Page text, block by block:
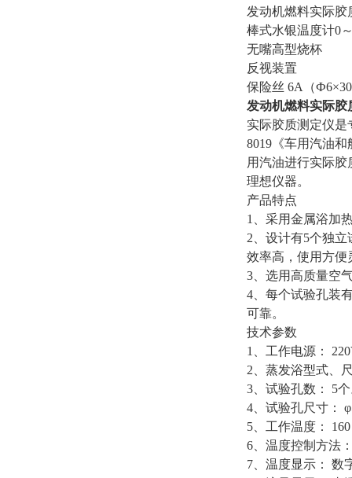
发动机燃料实际胶
棒式水银温度计0
无嘴高型烧杯
反视装置
保险丝 6A（
发动机燃料实际胶
实际胶质测定仪
8019《车用汽油
用汽油进行实际
理想仪器。
产品特点
1、采用金属浴加
2、设计有5个独
效率高，使用方便
3、选用高质量空
4、每个试验孔装
可靠。
技术参数
1、工作电源：
2、蒸发浴型式、
3、试验孔数： 5
4、试验孔尺寸：
5、工作温度：
6、温度控制方法
7、温度显示： 数